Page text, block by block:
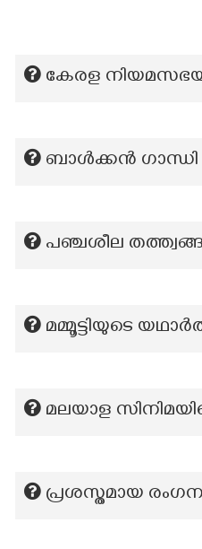
കേരള
ബാൾക്കൻ ഗാന്ധി
പഞ്ചശീല
മമ്മൂട്ടിയുടെ
മലയാള
പ്രശസ്തമായ